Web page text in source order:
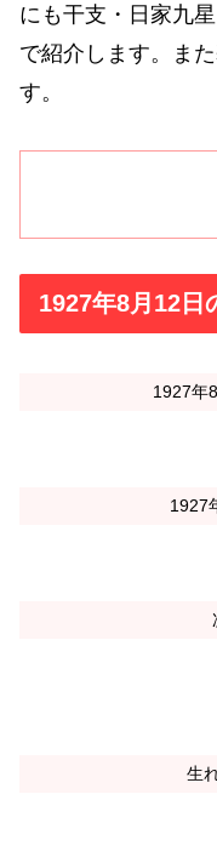
にも干支・日家九
で紹介します。ま
す。
1927年8月12日
1927年
1927
生